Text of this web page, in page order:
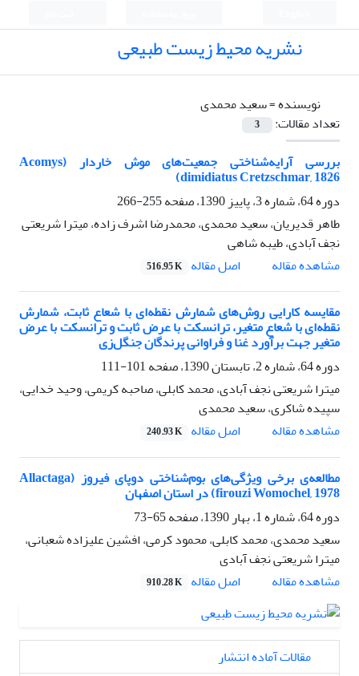
نشریه محیط زیست طبیعی
نویسنده =سعید محمدی
تعداد مقالات:
3
بررسی آرایه‌شناختی جمعیت‌های موش خاردار (Acomys
dimidiatus Cretzschmar, 1826)
دوره 64، شماره 3، پاییز 1390، صفحه
255-266
طاهر قدیریان، سعید محمدی، محمدرضا اشرف زاده، میترا شریعتی
نجف آبادی، طیبه شاهی
مشاهده مقاله
اصل مقاله 516.95 K
مقایسه کارایی روش‌های شمارش نقطه‌ای با شعاع ثابت، شمارش
نقطه‌ای با شعاع متغیر، ترانسکت با عرض ثابت و ترانسکت با عرض
متغیر جهت برآورد غنا و فراوانی پرندگان جنگل‌زی
دوره 64، شماره 2، تابستان 1390، صفحه
101-111
میترا شریعتی نجف آبادی، محمد کابلی، صاحبه کریمی، وحید خدایی،
سپیده شاکری، سعید محمدی
مشاهده مقاله
اصل مقاله 240.93 K
مطالعه‌ی برخی ویژگی‌های بوم‌شناختی دوپای فیروز (Allactaga
firouzi Womochel, 1978) در استان اصفهان
دوره 64، شماره 1، بهار 1390، صفحه
65-73
سعید محمدی، محمد کابلی، محمود کرمی، افشین علیزاده شعبانی،
میترا شریعتی نجف آبادی
مشاهده مقاله
اصل مقاله 910.28 K
مقالات آماده انتشار